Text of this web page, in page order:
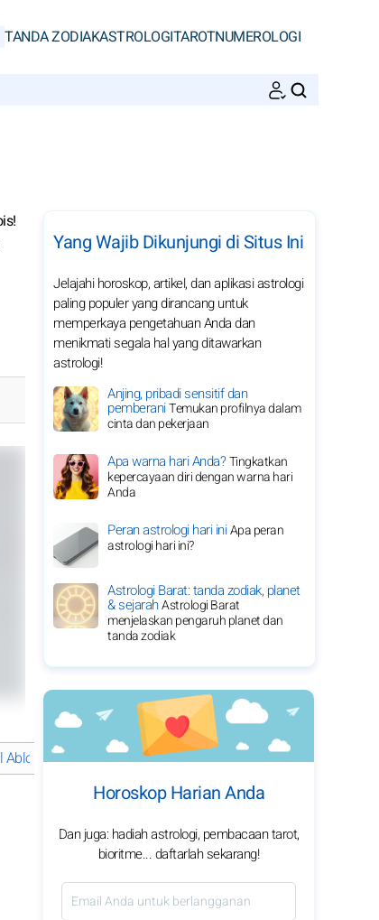
TANDA ZODIAKASTROLOGITAROTNUMEROLOGI
Abloh: kekuatan kreatif dalam mode dan desain Virgil
Yang Wajib Dikunjungi di Situs Ini
Jelajahi horoskop, artikel, dan aplikasi astrologi
paling populer yang dirancang untuk
memperkaya pengetahuan Anda dan
menikmati segala hal yang ditawarkan
astrologi!
Anjing, pribadi sensitif dan
pemberaniTemukan profilnya dalam
cinta dan pekerjaan
Apa warna hari Anda?Tingkatkan
kepercayaan diri dengan warna hari
Anda
Peran astrologi hari iniApa peran
astrologi hari ini?
Astrologi Barat: tanda zodiak, planet
& sejarahAstrologi Barat
menjelaskan pengaruh planet dan
tanda zodiak
Horoskop Harian Anda
Dan juga: hadiah astrologi, pembacaan tarot,
bioritme... daftarlah sekarang!